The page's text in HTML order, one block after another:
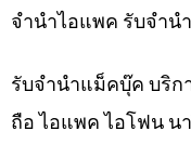
จำนำไอแพค รับจำน
รับจำนำแม็คบุ๊ค บริก
ถือ ไอแพค ไอโฟน น